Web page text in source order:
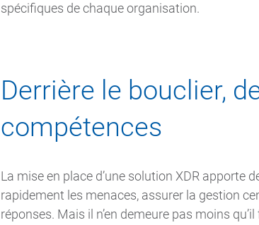
spécifiques de chaque organisation.
Derrière le bouclier,
compétences
La mise en place d’une solution XDR apporte
rapidement les menaces, assurer la gestion
réponses. Mais il n’en demeure pas moins